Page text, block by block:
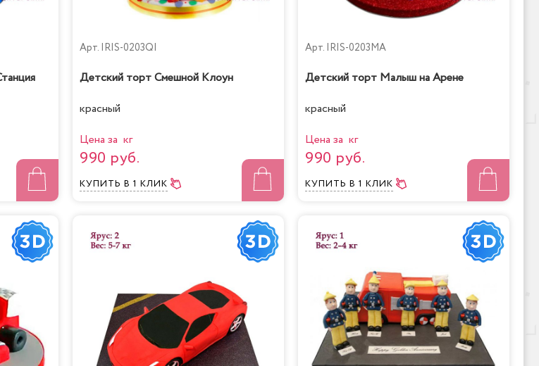
Арт. IRIS-0203QI
Детский торт Смешной Клоун
красный
Цена за кг
990 руб.
КУПИТЬ В 1 КЛИК
Арт. IRIS-0203MA
Детский торт Малыш на Арене
красный
Цена за кг
990 руб.
КУПИТЬ В 1 КЛИК